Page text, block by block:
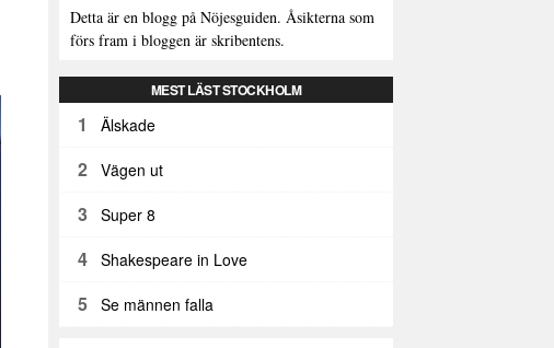
Detta är en blogg på Nöjesguiden. Åsikterna som
förs fram i bloggen är skribentens.
MEST LÄST STOCKHOLM
1 Älskade
2 Vägen ut
3 Super 8
4 Shakespeare in Love
5 Se männen falla